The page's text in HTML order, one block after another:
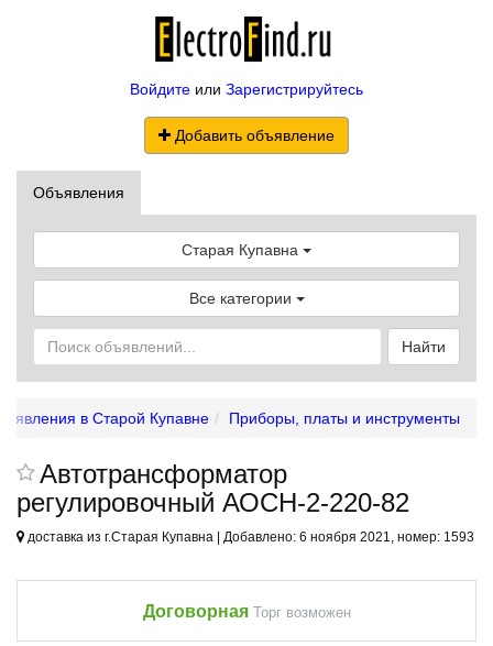
Войдите или Зарегистрируйтесь
Добавить объявление
Объявления
Старая Купавна
Все категории
Найти
в Старой Купавне Приборы, платы и инструменты
Автотрансформатор
регулировочный АОСН-2-220-82
доставка из г.Старая Купавна | Добавлено: 6 ноября 2021, номер: 1593
Договорная Торг возможен